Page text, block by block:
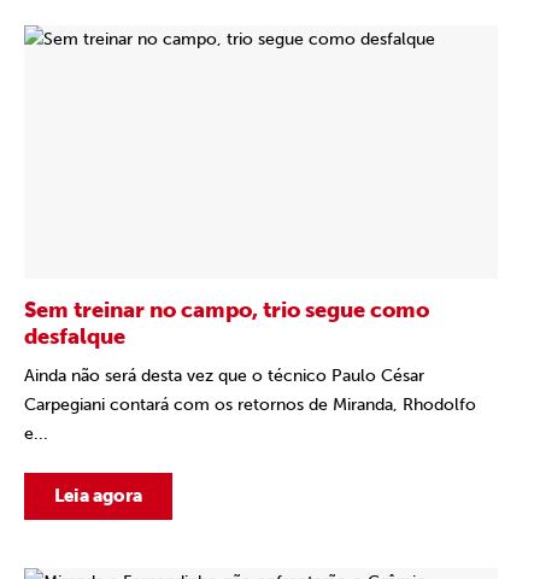
Sem treinar no campo, trio segue como
desfalque
Ainda não será desta vez que o técnico Paulo César
Carpegiani contará com os retornos de Miranda, Rhodolfo
e...
Leia agora